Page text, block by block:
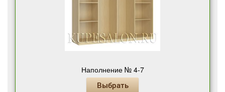
Наполнение № 4-7
Выбрать